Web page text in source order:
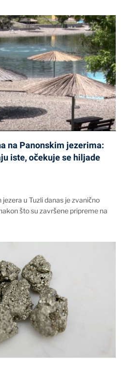
na Panonskim jezerima:
iste, očekuje se hiljade
u Tuzli danas je zvanično
što su završene pripreme na